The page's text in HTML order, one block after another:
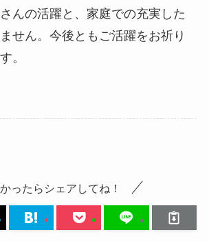
んの活躍と、家庭での充実した
せん。今後ともご活躍をお祈り
。
かったらシェアしてね！